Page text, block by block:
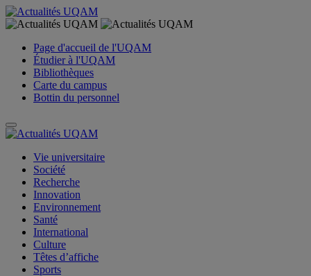
Page d'accueil de l'UQAM
Étudier à l'UQAM
Bibliothèques
Carte du campus
Bottin du personnel
Vie universitaire
Société
Recherche
Innovation
Environnement
Santé
International
Culture
Têtes d’affiche
Sports